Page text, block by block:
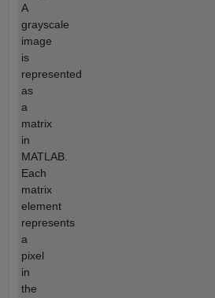
A
grayscale
image
is
represented
as
a
matrix
in
MATLAB.
Each
matrix
element
represents
a
pixel
in
the